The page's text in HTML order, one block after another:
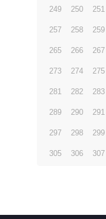
249 250 251
257 258 259
265 266 267
273 274 275
281 282 283
289 290 291
297 298 299
305 306 307